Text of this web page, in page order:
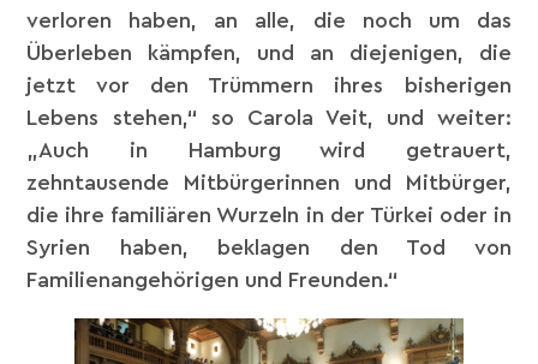
verloren haben, an alle, die noch um das
Überleben kämpfen, und an diejenigen, die
jetzt vor den Trümmern ihres bisherigen
Lebens stehen,“ so Carola Veit, und weiter:
„Auch in Hamburg wird getrauert,
zehntausende Mitbürgerinnen und Mitbürger,
die ihre familiären Wurzeln in der Türkei oder in
Syrien haben, beklagen den Tod von
Familienangehörigen und Freunden.“